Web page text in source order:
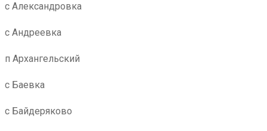
с Александровка
с Андреевка
п Архангельский
с Баевка
с Байдеряково